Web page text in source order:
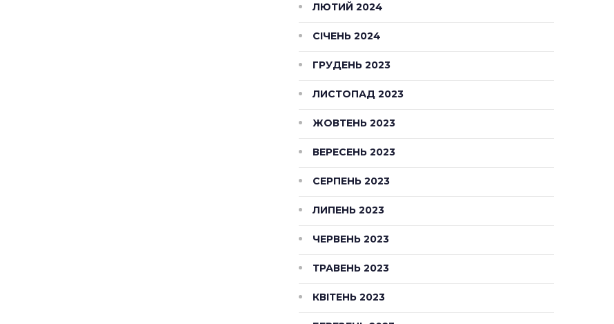
ЛЮТИЙ 2024
СІЧЕНЬ 2024
ГРУДЕНЬ 2023
ЛИСТОПАД 2023
ЖОВТЕНЬ 2023
ВЕРЕСЕНЬ 2023
СЕРПЕНЬ 2023
ЛИПЕНЬ 2023
ЧЕРВЕНЬ 2023
ТРАВЕНЬ 2023
КВІТЕНЬ 2023